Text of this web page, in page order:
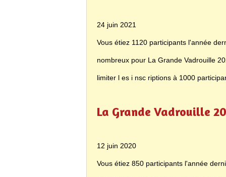
24 juin 2021
Vous étiez 1120 participants l'année
nombreux pour La Grande Vadrouille
limiter l es i nsc riptions à 1000
La Grande Vadrouille
12 juin 2020
Vous étiez 850 participants l'année